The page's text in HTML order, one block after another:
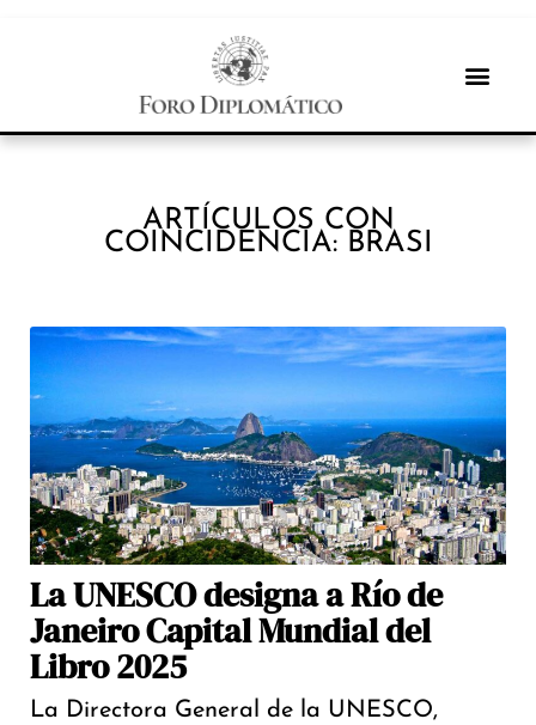
ARTÍCULOS CON
COINCIDENCIA: BRASI
La UNESCO designa a Río de
Janeiro Capital Mundial del
Libro 2025
La Directora General de la UNESCO,